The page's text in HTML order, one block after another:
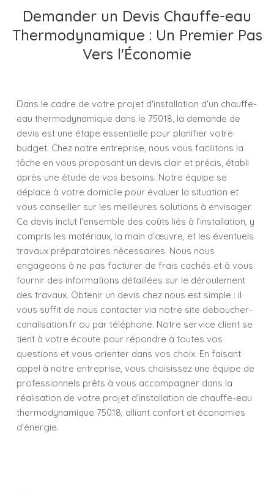
Demander un Devis Chauffe-eau
Thermodynamique : Un Premier Pas
Vers l'Économie
Dans le cadre de votre projet d'installation d'un chauffe-
eau thermodynamique dans le 75018, la demande de
devis est une étape essentielle pour planifier votre
budget. Chez notre entreprise, nous vous facilitons la
tâche en vous proposant un devis clair et précis, établi
après une étude de vos besoins. Notre équipe se
déplace à votre domicile pour évaluer la situation et
vous conseiller sur les meilleures solutions à envisager.
Ce devis inclut l'ensemble des coûts liés à l'installation, y
compris les matériaux, la main d'œuvre, et les éventuels
travaux préparatoires nécessaires. Nous nous
engageons à ne pas facturer de frais cachés et à vous
fournir des informations détaillées sur le déroulement
des travaux. Obtenir un devis chez nous est simple : il
vous suffit de nous contacter via notre site deboucher-
canalisation.fr ou par téléphone. Notre service client se
tient à votre écoute pour répondre à toutes vos
questions et vous orienter dans vos choix. En faisant
appel à notre entreprise, vous choisissez une équipe de
professionnels prêts à vous accompagner dans la
réalisation de votre projet d'installation de chauffe-eau
thermodynamique 75018, alliant confort et économies
d'énergie.